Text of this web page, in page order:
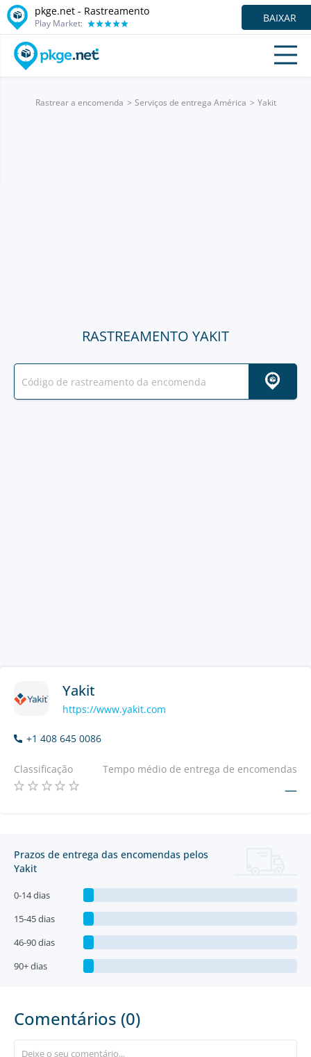
pkge.net - Rastreamento
Play Market: BAIXAR
Rastrear a encomenda Serviços de entrega América Yakit
RASTREAMENTO YAKIT
Yakit
https://www.yakit.com
+1 408 645 0086
Classificação Tempo médio de entrega de encomendas
—
Prazos de entrega das encomendas pelos
Yakit
0-14 dias
15-45 dias
46-90 dias
90+ dias
Comentários (0)